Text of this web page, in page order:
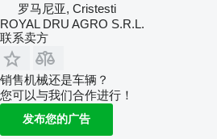
罗马尼亚, Cristesti
ROYAL DRU AGRO S.R.L.
联系卖方
销售机械还是车辆？
您可以与我们合作进行！
发布您的广告